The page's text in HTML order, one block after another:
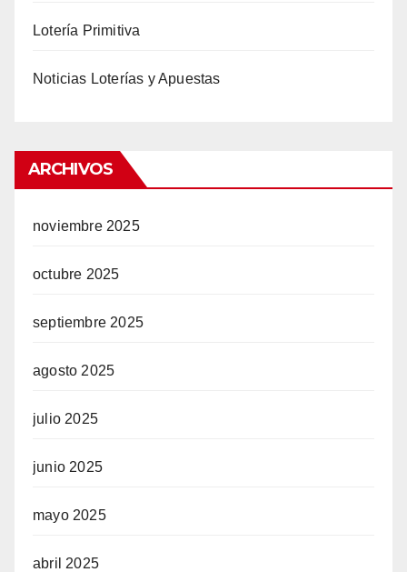
Lotería Primitiva
Noticias Loterías y Apuestas
ARCHIVOS
noviembre 2025
octubre 2025
septiembre 2025
agosto 2025
julio 2025
junio 2025
mayo 2025
abril 2025